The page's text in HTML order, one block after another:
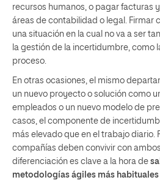
recursos humanos, o pagar facturas
áreas de contabilidad o legal. Firmar
una situación en la cual no va a ser
la gestión de la incertidumbre, como
proceso.
En otras ocasiones, el mismo
un nuevo proyecto o solución como
empleados o un nuevo modelo de
casos, el componente de
más elevado que en el trabajo diario.
compañías deben convivir con
diferenciación es clave a la hora de
metodologías ágiles más habituales